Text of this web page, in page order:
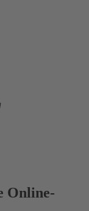
Online-